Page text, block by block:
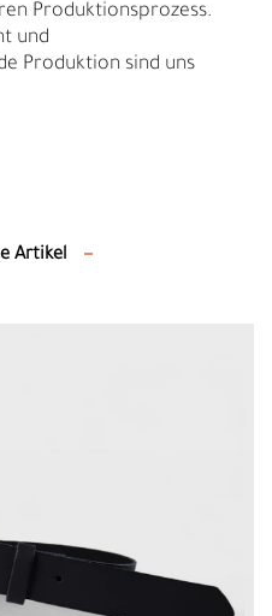
Produktionsprozess.
und
Produktion sind uns
Artikel